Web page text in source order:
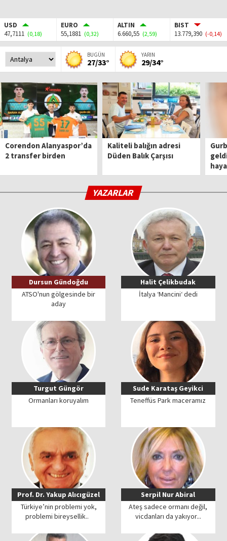
USD
47,7111 (0,18)
EURO
55,1881 (0,32)
ALTIN
6.660,55 (2,59)
BIST
13.779,390 (-0,14)
BUGÜN
27/33°
YARIN
29/34°
Corendon Alanyaspor’da
2 transfer birden
Kaliteli balığın adresi
Düden Balık Çarşısı
YAZARLAR
Dursun Gündoğdu
ATSO'nun gölgesinde bir
aday
Halit Çelikbudak
İtalya ‘Mancini‘ dedi
Turgut Güngör
Ormanları koruyalım
Sude Karataş Geyikci
Teneffüs Park maceramız
Prof. Dr. Yakup Alıcıgüzel
Türkiye’nin problemi yok,
problemi bireysellik..
Serpil Nur Abiral
Ateş sadece ormanı değil,
vicdanları da yakıyor...